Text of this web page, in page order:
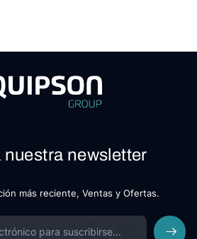
newsletter
más reciente, Ventas y Ofertas.